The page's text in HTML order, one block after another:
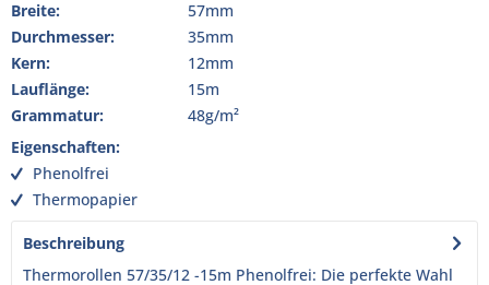
Breite:
57mm
Durchmesser:
35mm
Kern:
12mm
Lauflänge:
15m
Grammatur:
48g/m²
Eigenschaften:
Phenolfrei
Thermopapier
Beschreibung
Thermorollen 57/35/12 -15m Phenolfrei: Die perfekte Wahl